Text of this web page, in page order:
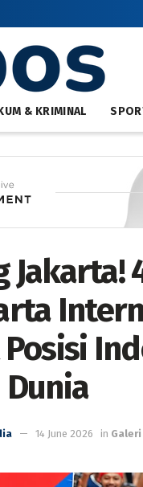
& KRIMINAL
Jakarta!
14 June 2026 in Galeri